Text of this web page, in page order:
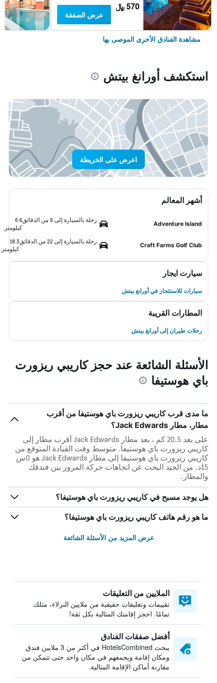
570 ﷼
عرض الصفقة
مشاهدة الفنادق الأخرى الموصى بها
استكشف أورانغ بيتش
اعرض على الخريطة
أشهر المعالم
Adventure Island
رحلة بالسيارة إلى 9 من الدقائق
6.6
كيلومتر
Craft Farms Golf Club
رحلة بالسيارة إلى 22 من الدقائق
18.3
كيلومتر
سيارت ايجار
سيارات للاستئجار في أورانغ بيتش
المطارات القريبة
رحلات طيران إلى أورانغ بيتش
الأسئلة الشائعة عند حجز كاريبي ريزورت
باي هوستيفا
ما مدى قرب كاريبي ريزورت باي هوستيفا من أقرب
مطار، مطار Jack Edwards؟
على بعد 20.5 كم ، يعد مطار Jack Edwards أقرب مطار إلى
كاريبي ريزورت باي هوستيفا. متوسط وقت القيادة المتوقع من
كاريبي ريزورت باي هوستيفا إلى مطار Jack Edwards هو 0س
15د. من الجيد البحث عن اتجاهات حركة المرور بين فندقك
والمطار.
هل يوجد مسبح في كاريبي ريزورت باي هوستيفا؟
ما هو رقم هاتف كاريبي ريزورت باي هوستيفا؟
عرض المزيد من الأسئلة الشائعة
الملايين من التعليقات
تقييمات وتعليقات حقيقية من ملايين النزلاء، مثلك
تمامًا. احجز إقامتك المثالية بكل ثقة!
أفضل صفقات الفنادق
يبحث HotelsCombined في أكثر من 3 ملايين فندق
ومكان إقامة ويجمعهم في مكان واحد حتى تتمكن من
مقارنة أماكن الإقامة المثالية.